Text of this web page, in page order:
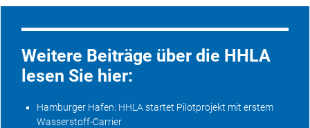
Weitere Beiträge über die HHLA
lesen Sie hier:
Hamburger Hafen: HHLA startet Pilotprojekt mit erstem
Wasserstoff-Carrier